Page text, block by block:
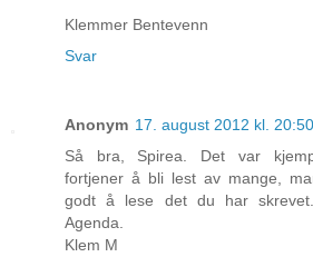
Klemmer Bentevenn
Svar
Anonym 17. august 2012 kl. 20:50
Så bra, Spirea. Det var
fortjener å bli lest av mange,
godt å lese det du har
Agenda.
Klem M